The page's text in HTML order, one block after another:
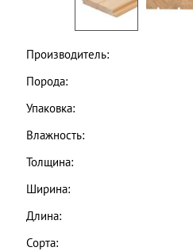
Производитель:
Порода:
Упаковка:
Влажность:
Толщина:
Ширина:
Длина:
Сорта: